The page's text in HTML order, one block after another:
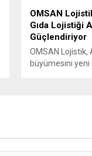
OMSAN
Gıda Lojistiği
Güçlendiriyor
OMSAN Lojistik,
büyümesini yeni